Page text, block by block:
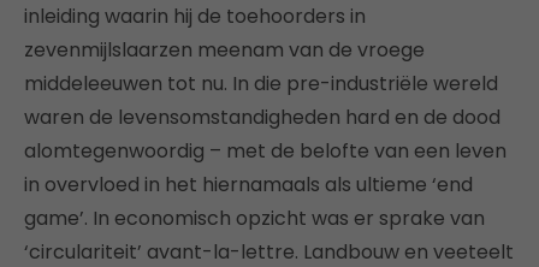
inleiding waarin hij de toehoorders in
zevenmijlslaarzen meenam van de vroege
middeleeuwen tot nu. In die pre-industriële wereld
waren de levensomstandigheden hard en de dood
alomtegenwoordig – met de belofte van een leven
in overvloed in het hiernamaals als ultieme ‘end
game’. In economisch opzicht was er sprake van
‘circulariteit’ avant-la-lettre. Landbouw en veeteelt